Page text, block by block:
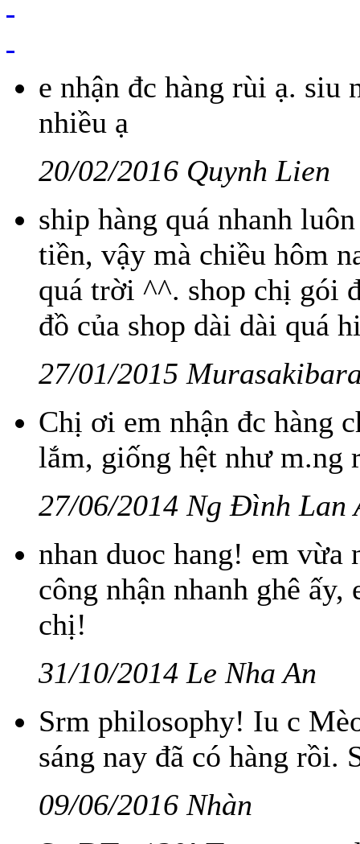
e nhận đc hàng rùi ạ. siu
nhiều ạ
20/02/2016 Quynh Lien
ship hàng quá nhanh
tiền, vậy mà chiều hôm
quá trời ^^. shop chị gói
đồ của shop dài dài quá
27/01/2015
Chị ơi em nhận đc hàng
lắm, giống hệt như m.ng
27/06/2014 Ng Đình Lan
nhan duoc hang! em
công nhận nhanh ghê
chị!
31/10/2014 Le Nha An
Srm philosophy! Iu c
sáng nay đã có hàng rồi.
09/06/2016 Nhàn